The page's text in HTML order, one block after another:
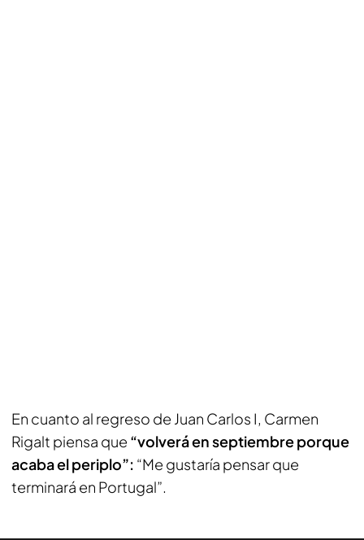
En cuanto al regreso de Juan Carlos I, Carmen
Rigalt piensa que “volverá en septiembre porque
acaba el periplo”: “Me gustaría pensar que
terminará en Portugal”.